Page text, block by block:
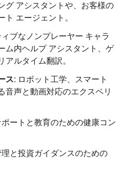
グ アシスタントや、お客様の
ト エージェント。
ブなノンプレーヤー キャラ
ム内ヘルプ アシスタント、ゲ
アルタイム翻訳。
ス: ロボット工学、スマート
音声と動画対応のエクスペリ
ートと教育のための健康コン
と投資ガイダンスのための